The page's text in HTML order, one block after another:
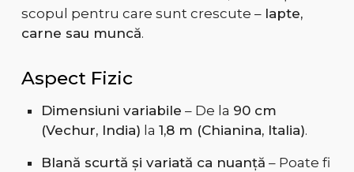
scopul pentru care sunt crescute – lapte,
carne sau muncă.
Aspect Fizic
Dimensiuni variabile – De la 90 cm
(Vechur, India) la 1,8 m (Chianina, Italia).
Blană scurtă și variată ca nuanță – Poate fi